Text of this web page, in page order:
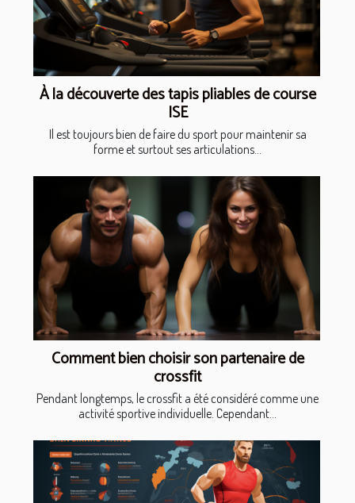
À la découverte des tapis pliables de course
ISE
Il est toujours bien de faire du sport pour maintenir sa
forme et surtout ses articulations...
Comment bien choisir son partenaire de
crossfit
Pendant longtemps, le crossfit a été considéré comme une
activité sportive individuelle. Cependant...